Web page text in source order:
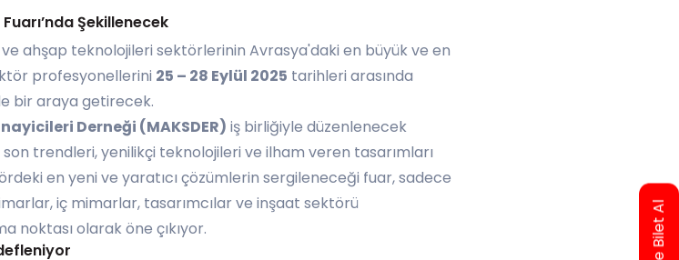
Şekillenecek
ahşap teknolojileri sektörlerinin Avrasya'daki en büyük ve en
profesyonellerini 25 – 28 Eylül 2025 tarihleri arasında
bir araya getirecek.
Derneği (MAKSDER) iş birliğiyle düzenlenecek
trendleri, yenilikçi teknolojileri ve ilham veren tasarımları
en yeni ve yaratıcı çözümlerin sergileneceği fuar, sadece
iç mimarlar, tasarımcılar ve inşaat sektörü
noktası olarak öne çıkıyor.